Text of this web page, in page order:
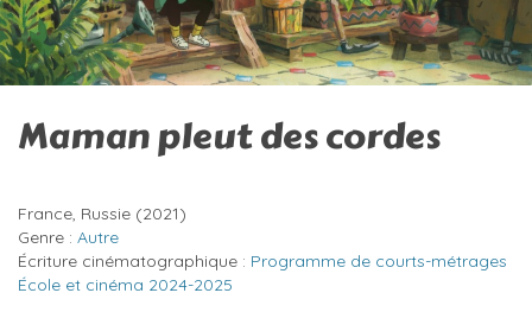
Maman pleut des cordes
France, Russie (2021)
Genre : Autre
Écriture cinématographique : Programme de courts-métrages
École et cinéma 2024-2025